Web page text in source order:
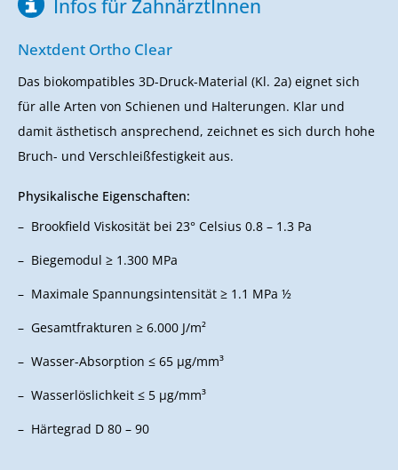
Infos für ZahnärztInnen
Nextdent Ortho Clear
Das biokompatibles 3D-Druck-Material (Kl. 2a) eignet sich
für alle Arten von Schienen und Halterungen. Klar und
damit ästhetisch ansprechend, zeichnet es sich durch hohe
Bruch- und Verschleißfestigkeit aus.
Physikalische Eigenschaften:
Brookfield Viskosität bei 23° Celsius 0.8 – 1.3 Pa
Biegemodul ≥ 1.300 MPa
Maximale Spannungsintensität ≥ 1.1 MPa ½
Gesamtfrakturen ≥ 6.000 J/m²
Wasser-Absorption ≤ 65 μg/mm³
Wasserlöslichkeit ≤ 5 μg/mm³
Härtegrad D 80 – 90